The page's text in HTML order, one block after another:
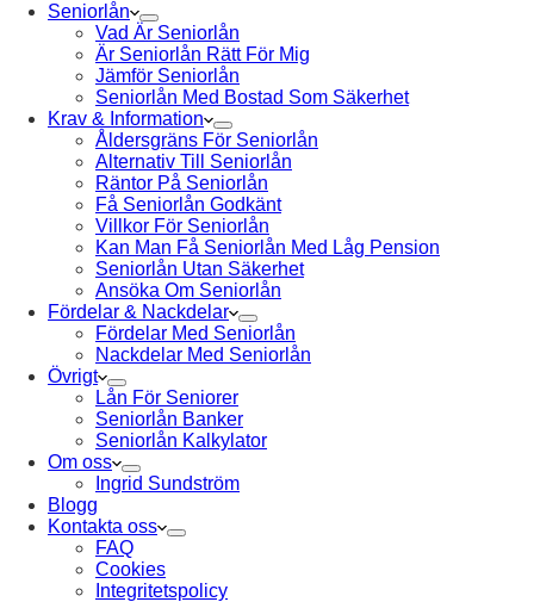
Seniorlån
Vad Är Seniorlån
Är Seniorlån Rätt För Mig
Jämför Seniorlån
Seniorlån Med Bostad Som Säkerhet
Krav & Information
Åldersgräns För Seniorlån
Alternativ Till Seniorlån
Räntor På Seniorlån
Få Seniorlån Godkänt
Villkor För Seniorlån
Kan Man Få Seniorlån Med Låg Pension
Seniorlån Utan Säkerhet
Ansöka Om Seniorlån
Fördelar & Nackdelar
Fördelar Med Seniorlån
Nackdelar Med Seniorlån
Övrigt
Lån För Seniorer
Seniorlån Banker
Seniorlån Kalkylator
Om oss
Ingrid Sundström
Blogg
Kontakta oss
FAQ
Cookies
Integritetspolicy